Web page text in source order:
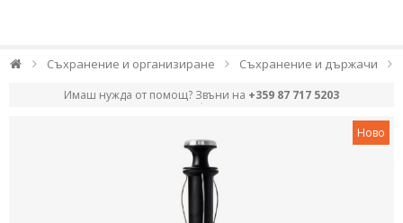
Съхранение и организиране Съхранение и държачи
Имаш нужда от помощ? Звъни на +359 87 717 5203
Ново